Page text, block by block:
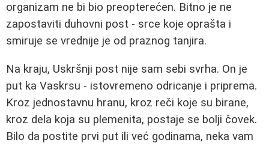
organizam ne bi bio preopterećen. Bitno je ne
zapostaviti duhovni post - srce koje oprašta i
smiruje se vrednije je od praznog tanjira.
Na kraju, Uskršnji post nije sam sebi svrha. On je
put ka Vaskrsu - istovremeno odricanje i priprema.
Kroz jednostavnu hranu, kroz reči koje su birane,
kroz dela koja su plemenita, postaje se bolji čovek.
Bilo da postite prvi put ili već godinama, neka vam